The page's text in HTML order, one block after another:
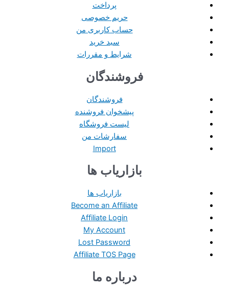
پرداخت
حریم خصوصی
حساب کاربری من
سبد خرید
شرایط و مقررات
فروشندگان
فروشندگان
پیشخوان فروشنده
لیست فروشگاه
سفارشات من
Import
بازاریاب ها
بازاریاب ها
Become an Affiliate
Affiliate Login
My Account
Lost Password
Affiliate TOS Page
درباره ما